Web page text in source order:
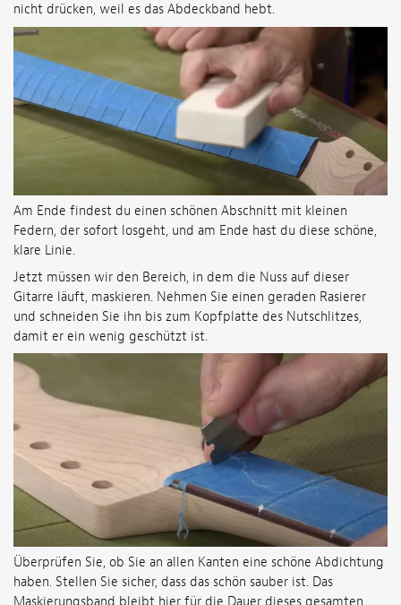
nicht drücken, weil es das Abdeckband hebt.
Am Ende findest du einen schönen Abschnitt mit kleinen
Federn, der sofort losgeht, und am Ende hast du diese schöne,
klare Linie.
Jetzt müssen wir den Bereich, in dem die Nuss auf dieser
Gitarre läuft, maskieren. Nehmen Sie einen geraden Rasierer
und schneiden Sie ihn bis zum Kopfplatte des Nutschlitzes,
damit er ein wenig geschützt ist.
Überprüfen Sie, ob Sie an allen Kanten eine schöne Abdichtung
haben. Stellen Sie sicher, dass das schön sauber ist. Das